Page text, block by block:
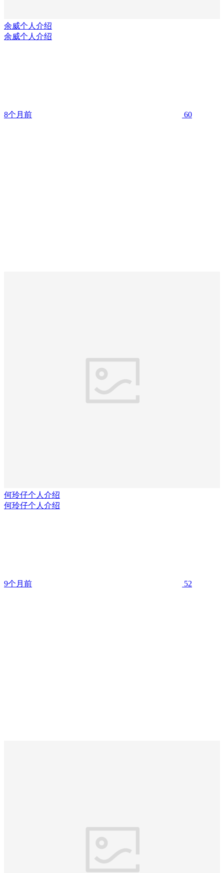
余威个人介绍
余威个人介绍
8个月前 60
何玲仔个人介绍
何玲仔个人介绍
9个月前 52